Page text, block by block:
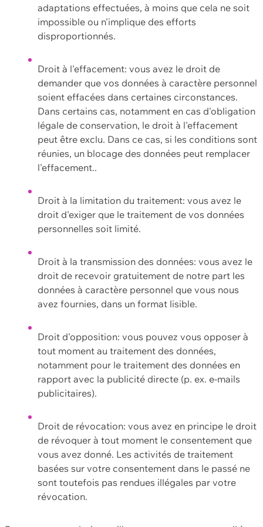
adaptations effectuées, à moins que cela ne soit
impossible ou n'implique des efforts
disproportionnés.
Droit à l'effacement: vous avez le droit de
demander que vos données à caractère personnel
soient effacées dans certaines circonstances.
Dans certains cas, notamment en cas d'obligation
légale de conservation, le droit à l'effacement
peut être exclu. Dans ce cas, si les conditions sont
réunies, un blocage des données peut remplacer
l'effacement..
Droit à la limitation du traitement: vous avez le
droit d'exiger que le traitement de vos données
personnelles soit limité.
Droit à la transmission des données: vous avez le
droit de recevoir gratuitement de notre part les
données à caractère personnel que vous nous
avez fournies, dans un format lisible.
Droit d'opposition: vous pouvez vous opposer à
tout moment au traitement des données,
notamment pour le traitement des données en
rapport avec la publicité directe (p. ex. e-mails
publicitaires).
Droit de révocation: vous avez en principe le droit
de révoquer à tout moment le consentement que
vous avez donné. Les activités de traitement
basées sur votre consentement dans le passé ne
sont toutefois pas rendues illégales par votre
révocation.